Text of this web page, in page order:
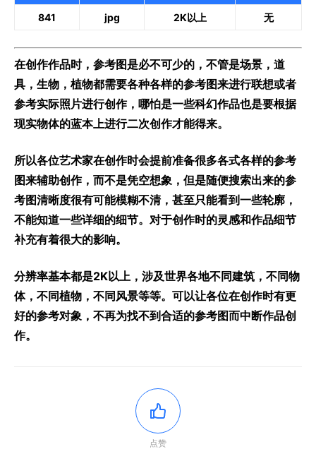
841 jpg 2K以上 无
在创作作品时，参考图是必不可少的，不管是场景，道
具，生物，植物都需要各种各样的参考图来进行联想或者
参考实际照片进行创作，哪怕是一些科幻作品也是要根据
现实物体的蓝本上进行二次创作才能得来。
所以各位艺术家在创作时会提前准备很多各式各样的参考
图来辅助创作，而不是凭空想象，但是随便搜索出来的参
考图清晰度很有可能模糊不清，甚至只能看到一些轮廓，
不能知道一些详细的细节。对于创作时的灵感和作品细节
补充有着很大的影响。
分辨率基本都是2K以上，涉及世界各地不同建筑，不同物
体，不同植物，不同风景等等。可以让各位在创作时有更
好的参考对象，不再为找不到合适的参考图而中断作品创
作。
点赞